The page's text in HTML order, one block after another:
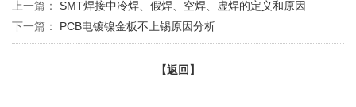
上一篇： SMT焊接中冷焊、假焊、空焊、虚焊的定义和原因
下一篇： PCB电镀镍金板不上锡原因分析
【返回】